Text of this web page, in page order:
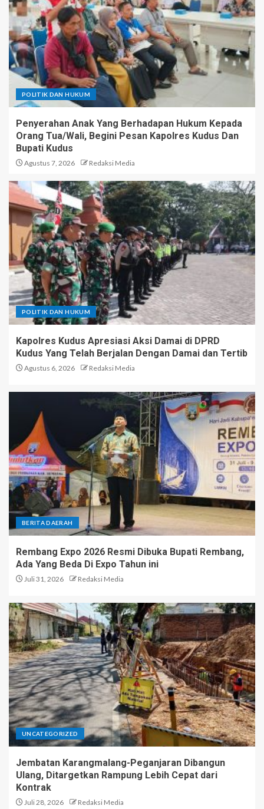
POLITIK DAN HUKUM
Penyerahan Anak Yang Berhadapan Hukum Kepada
Orang Tua/Wali, Begini Pesan Kapolres Kudus Dan
Bupati Kudus
Agustus 7, 2026 Redaksi Media
POLITIK DAN HUKUM
Kapolres Kudus Apresiasi Aksi Damai di DPRD
Kudus Yang Telah Berjalan Dengan Damai dan Tertib
Agustus 6, 2026 Redaksi Media
BERITA DAERAH
Rembang Expo 2026 Resmi Dibuka Bupati Rembang,
Ada Yang Beda Di Expo Tahun ini
Juli 31, 2026 Redaksi Media
UNCATEGORIZED
Jembatan Karangmalang-Peganjaran Dibangun
Ulang, Ditargetkan Rampung Lebih Cepat dari
Kontrak
Juli 28, 2026 Redaksi Media